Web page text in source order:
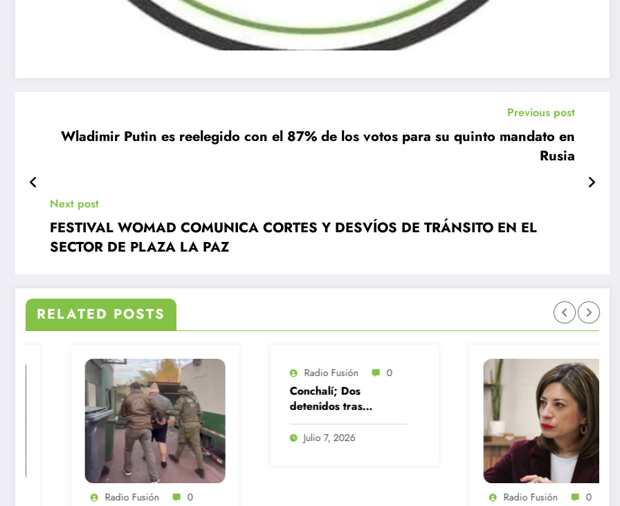
Previous post
Wladimir Putin es reelegido con el 87% de los votos para su quinto mandato en
Rusia
Next post
FESTIVAL WOMAD COMUNICA CORTES Y DESVÍOS DE TRÁNSITO EN EL
SECTOR DE PLAZA LA PAZ
RELATED POSTS
Radio Fusión 0
Radio Fusión 0
Conchalí; Dos
detenidos tras
hallazgo de pasta
base, cocaína,
Julio 7, 2026
Radio Fusión 0